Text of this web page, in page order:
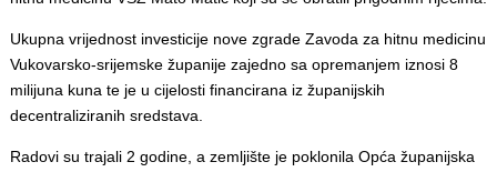
Ukupna vrijednost investicije nove zgrade Zavoda za hitnu medicinu
Vukovarsko-srijemske županije zajedno sa opremanjem iznosi 8
milijuna kuna te je u cijelosti financirana iz županijskih
decentraliziranih sredstava.
Radovi su trajali 2 godine, a zemljište je poklonila Opća županijska